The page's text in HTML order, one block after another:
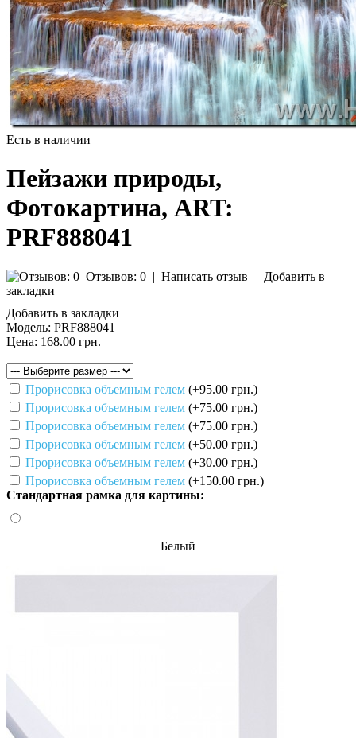
Есть в наличии
Пейзажи природы,
Фотокартина, ART:
PRF888041
Отзывов: 0 | Написать отзыв
Добавить в
закладки
Добавить в закладки
Модель: PRF888041
Цена: 168.00 грн.
Прорисовка объемным гелем (+95.00 грн.)
Прорисовка объемным гелем (+75.00 грн.)
Прорисовка объемным гелем (+75.00 грн.)
Прорисовка объемным гелем (+50.00 грн.)
Прорисовка объемным гелем (+30.00 грн.)
Прорисовка объемным гелем (+150.00 грн.)
Стандартная рамка для картины:
Белый